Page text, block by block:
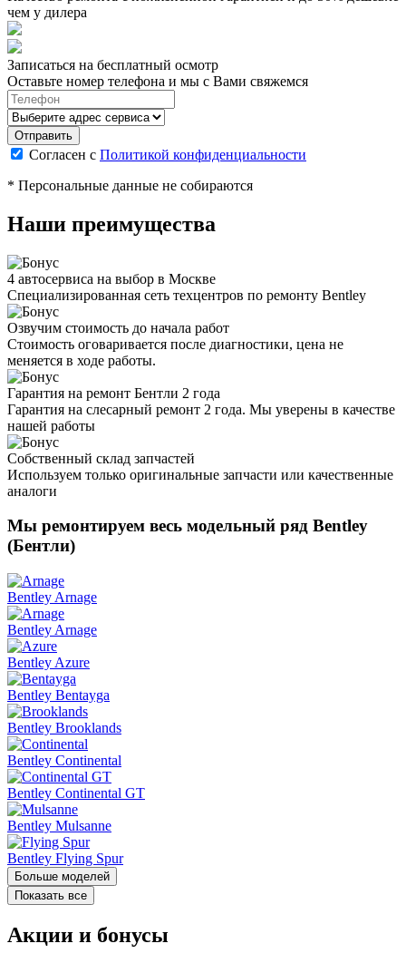
чем у дилера
Записаться на бесплатный осмотр
Оставьте номер телефона и мы с Вами свяжемся
Согласен с Политикой конфиденциальности
* Персональные данные не собираются
Наши преимущества
4 автосервиса на выбор в Москве
Специализированная сеть техцентров по ремонту Bentley
Озвучим стоимость до начала работ
Стоимость оговаривается после диагностики, цена не
меняется в ходе работы.
Гарантия на ремонт Бентли 2 года
Гарантия на слесарный ремонт 2 года. Мы уверены в качестве
нашей работы
Собственный склад запчастей
Используем только оригинальные запчасти или качественные
аналоги
Мы ремонтируем весь модельный ряд Bentley
(Бентли)
Bentley Arnage
Bentley Arnage
Bentley Azure
Bentley Bentayga
Bentley Brooklands
Bentley Continental
Bentley Continental GT
Bentley Mulsanne
Bentley Flying Spur
Больше моделей
Показать все
Акции и бонусы